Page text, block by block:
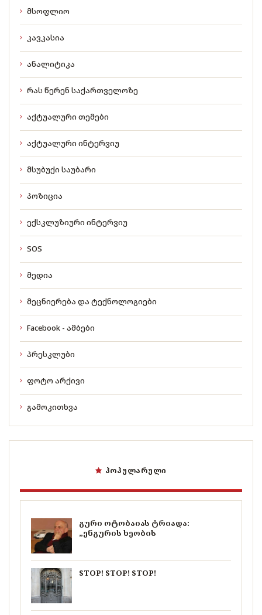
მსოფლიო
კავკასია
ანალიტიკა
რას წერენ საქართველოზე
აქტუალური თემები
აქტუალური ინტერვიუ
მსუბუქი საუბარი
პოზიცია
ექსკლუზიური ინტერვიუ
SOS
მედია
მეცნიერება და ტექნოლოგიები
Facebook - ამბები
პრესკლუბი
ფოტო არქივი
გამოკითხვა
ᲞᲝᲞᲣᲚᲐᲠᲣᲚᲘ
გური ოტობაიას ტრიადა:
„ენგურის ხეობის
STOP! STOP! STOP!